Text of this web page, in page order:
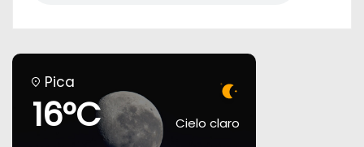
Pica
16°C Cielo claro